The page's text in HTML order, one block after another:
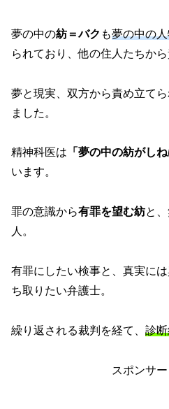
夢の中の紡＝バク も夢の中の
られており、他の住人たちから
夢と現実、双方から責め立て
ました。
精神科医は 「夢の中の紡がし
います。
罪の意識から有罪を望む紡と
人。
有罪にしたい検事と、真実に
ち取りたい弁護士。
繰り返される裁判を経て、 診
スポンサ